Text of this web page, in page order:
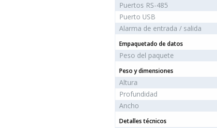
Puertos RS-485
Puerto USB
Alarma de entrada / salida
Empaquetado de datos
Peso del paquete
Peso y dimensiones
Altura
Profundidad
Ancho
Detalles técnicos